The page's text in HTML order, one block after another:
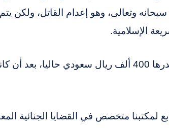
سبحانه وتعالى، وهو إعدام القاتل، ولكن
الإسلامية.
لمكتبنا متخصص في القضايا الجنائية